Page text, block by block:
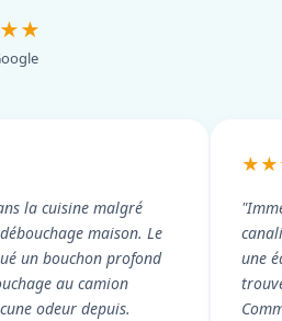
la cuisine malgré
maison. Le
un bouchon profond
au camion
odeur depuis.
une